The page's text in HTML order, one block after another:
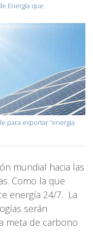
Energía que
para exportar “energía
mundial hacia las
Como la que
energía 24/7. La
serán
meta de carbono